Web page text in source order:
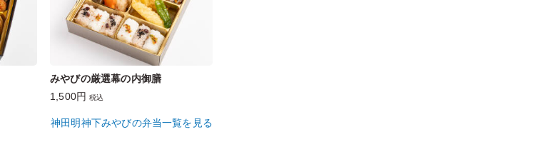
みやびの厳選幕の内御膳
1,500円 税込
神田明神下みやびの弁当一覧を見る